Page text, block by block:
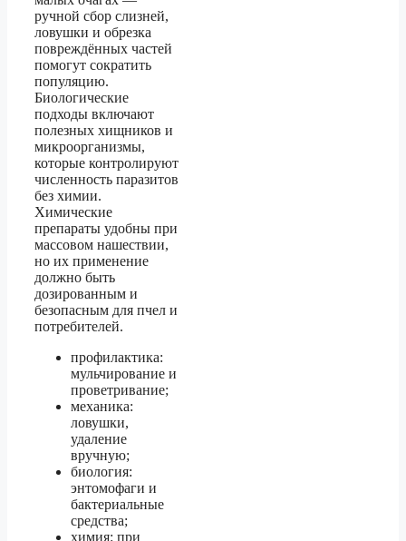
ручной сбор слизней,
ловушки и обрезка
повреждённых частей
помогут сократить
популяцию.
Биологические
подходы включают
полезных хищников и
микроорганизмы,
которые контролируют
численность паразитов
без химии.
Химические
препараты удобны при
массовом нашествии,
но их применение
должно быть
дозированным и
безопасным для пчел и
потребителей.
профилактика:
мульчирование и
проветривание;
механика:
ловушки,
удаление
вручную;
биология:
энтомофаги и
бактериальные
средства;
химия: при